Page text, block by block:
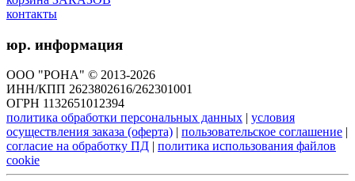
контакты
юр. информация
ООО "РОНА" © 2013-2026
ИНН/КПП 2623802616/262301001
ОГРН 1132651012394
политика обработки персональных данных
условия
осуществления заказа (оферта)
пользовательское соглашение
согласие на обработку ПД
политика использования файлов
cookie